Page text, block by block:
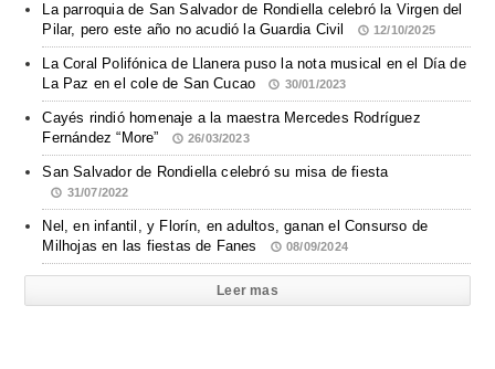
La parroquia de San Salvador de Rondiella celebró la Virgen del
Pilar, pero este año no acudió la Guardia Civil
12/10/2025
La Coral Polifónica de Llanera puso la nota musical en el Día de
La Paz en el cole de San Cucao
30/01/2023
Cayés rindió homenaje a la maestra Mercedes Rodríguez
Fernández “More”
26/03/2023
San Salvador de Rondiella celebró su misa de fiesta
31/07/2022
Nel, en infantil, y Florín, en adultos, ganan el Consurso de
Milhojas en las fiestas de Fanes
08/09/2024
Leer mas